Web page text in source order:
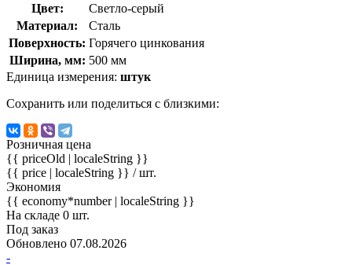
Цвет:
Светло-серый
Материал:
Сталь
Поверхность: Горячего цинкования
Ширина, мм: 500 мм
Единица измерения: штук
Сохранить или поделиться с близкими:
Розничная цена
{{ priceOld | localeString }}
{{ price | localeString }} / шт.
Экономия
{{ economy*number | localeString }}
На складе 0 шт.
Под заказ
Обновлено 07.08.2026
-